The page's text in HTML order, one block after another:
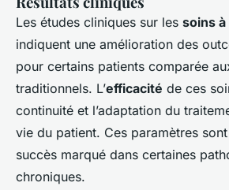
Les études cliniques sur les soins
indiquent une amélioration des
pour certains patients comparée
traditionnels. L’efficacité de ces
continuité et l’adaptation du
vie du patient. Ces paramètres
succès marqué dans certaines
chroniques.